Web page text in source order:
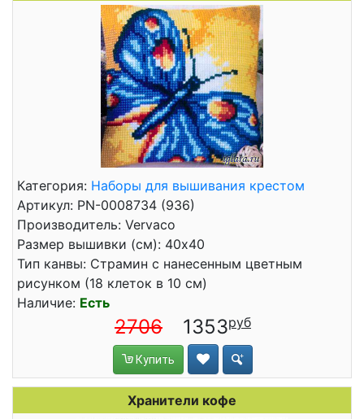
Категория: Наборы для вышивания крестом
Артикул: PN-0008734 (936)
Производитель: Vervaco
Размер вышивки (см): 40x40
Тип канвы: Страмин с нанесенным цветным
рисунком (18 клеток в 10 см)
Наличие: Есть
2706 1353
Купить
Хранители кофе